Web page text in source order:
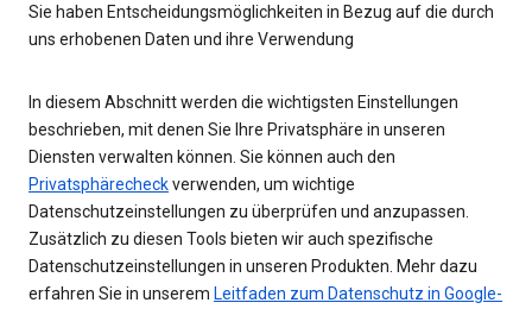
Sie haben Entscheidungsmöglichkeiten in Bezug auf die durch
uns erhobenen Daten und ihre Verwendung
In diesem Abschnitt werden die wichtigsten Einstellungen
beschrieben, mit denen Sie Ihre Privatsphäre in unseren
Diensten verwalten können. Sie können auch den
Privatsphärecheckverwenden, um wichtige
Datenschutzeinstellungen zu überprüfen und anzupassen.
Zusätzlich zu diesen Tools bieten wir auch spezifische
Datenschutzeinstellungen in unseren Produkten. Mehr dazu
erfahren Sie in unserem Leitfaden zum Datenschutz in Google-